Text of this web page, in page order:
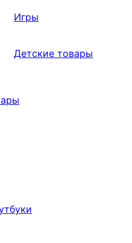
Игры
Детские товары